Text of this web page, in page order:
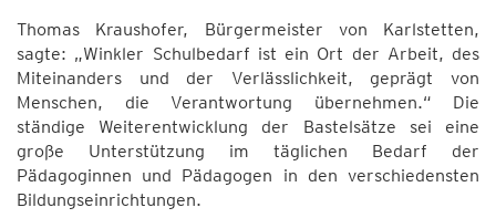
Thomas Kraushofer, Bürgermeister von Karlstetten,
sagte: „Winkler Schulbedarf ist ein Ort der Arbeit, des
Miteinanders und der Verlässlichkeit, geprägt von
Menschen, die Verantwortung übernehmen.“ Die
ständige Weiterentwicklung der Bastelsätze sei eine
große Unterstützung im täglichen Bedarf der
Pädagoginnen und Pädagogen in den verschiedensten
Bildungseinrichtungen.